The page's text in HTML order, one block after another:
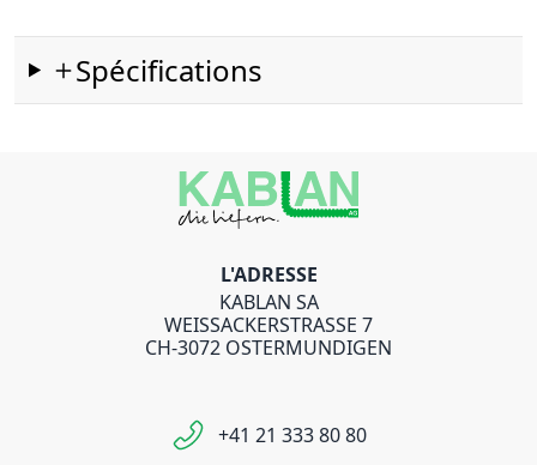
Spécifications
L'ADRESSE
KABLAN SA
WEISSACKERSTRASSE 7
CH-3072 OSTERMUNDIGEN
+41 21 333 80 80